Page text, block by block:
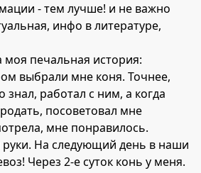
- тем лучше! и не важно
инфо в литературе,
моя печальная история:
выбрали мне коня. Точнее,
работал с ним, а когда
посоветовал мне
мне понравилось.
На следующий день в наши
Через 2-е суток конь у меня.